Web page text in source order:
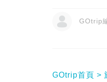
GOtrip
GOtrip首頁